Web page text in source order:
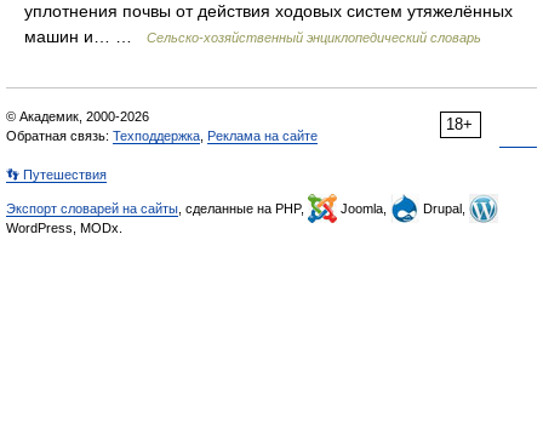
уплотнения почвы от действия ходовых систем утяжелённых
машин и… …
Сельско-хозяйственный энциклопедический словарь
18+
© Академик, 2000-2026
Обратная связь: Техподдержка Реклама на сайте
👣 Путешествия
Экспорт словарей на сайты , сделанные на PHP, Joomla,
Drupal,
WordPress, MODx.